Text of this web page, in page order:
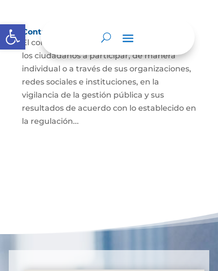
Abrir barra de herramientas
Control social
El control social es el derecho y el deber de
los ciudadanos a participar, de manera
individual o a través de sus organizaciones,
redes sociales e instituciones, en la
vigilancia de la gestión pública y sus
resultados de acuerdo con lo establecido en
la regulación...